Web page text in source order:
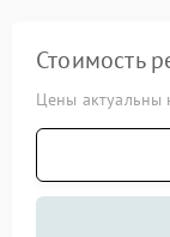
Стоимость
Цены актуальны